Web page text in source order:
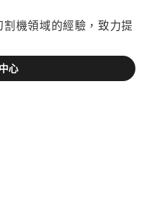
機領域的經驗，致力提
心